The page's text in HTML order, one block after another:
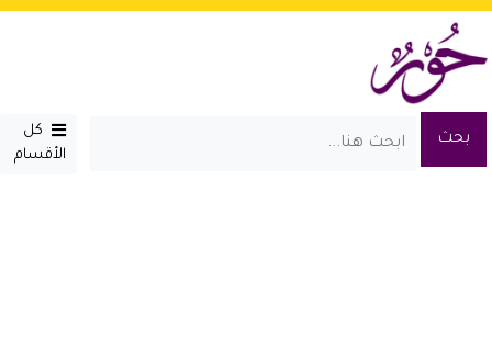
كل
الأقسام